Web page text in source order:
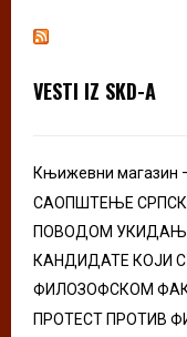
h
r
VESTI IZ SKD-A
Књижевни магазин
САОПШТЕЊЕ
ПОВОДОМ
КАНДИДАТЕ КОЈИ
ФИЛОЗОФСКОМ
ПРОТЕСТ ПРОТИВ